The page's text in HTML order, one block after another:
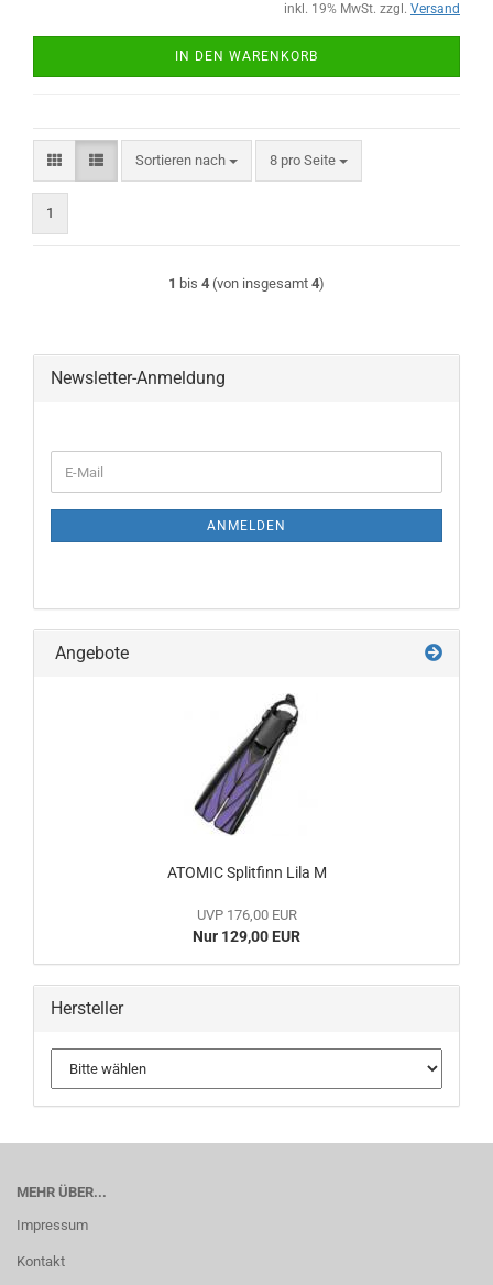
inkl. 19% MwSt. zzgl. Versand
IN DEN WARENKORB
Sortieren nach
Sortieren nach 8 pro Seite
pro Seite
1
1 bis 4 (von insgesamt 4)
Newsletter-Anmeldung
ZUR
E-
Mail
ANMELDEN
Angebote
ATOMIC Splitfinn Lila M
UVP 176,00 EUR
Nur 129,00 EUR
Hersteller
MEHR ÜBER...
Impressum
Kontakt